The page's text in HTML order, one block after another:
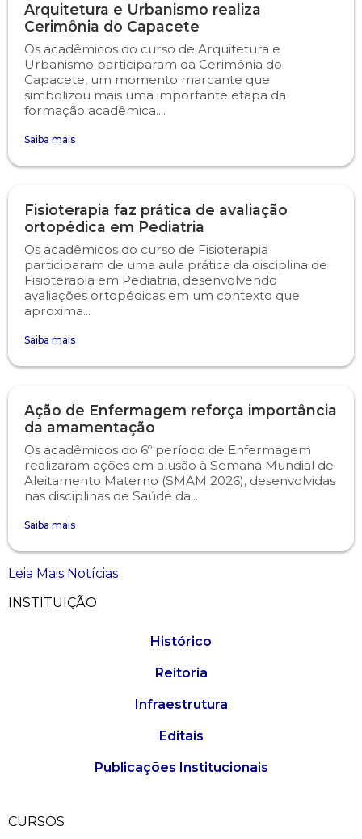
Arquitetura e Urbanismo realiza
Cerimônia do Capacete
Os acadêmicos do curso de Arquitetura e
Urbanismo participaram da Cerimônia do
Capacete, um momento marcante que
simbolizou mais uma importante etapa da
formação acadêmica....
Saiba mais
Fisioterapia faz prática de avaliação
ortopédica em Pediatria
Os acadêmicos do curso de Fisioterapia
participaram de uma aula prática da disciplina de
Fisioterapia em Pediatria, desenvolvendo
avaliações ortopédicas em um contexto que
aproxima...
Saiba mais
Ação de Enfermagem reforça importância
da amamentação
Os acadêmicos do 6º período de Enfermagem
realizaram ações em alusão à Semana Mundial de
Aleitamento Materno (SMAM 2026), desenvolvidas
nas disciplinas de Saúde da...
Saiba mais
Leia Mais Notícias
INSTITUIÇÃO
Histórico
Reitoria
Infraestrutura
Editais
Publicações Institucionais
CURSOS